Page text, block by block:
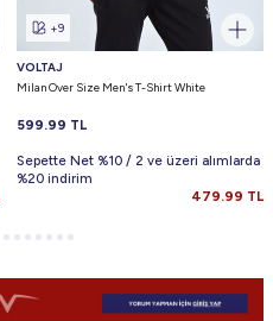
+9
VOLTAJ
Milan Over Size Men's T-Shirt White
599.99 TL
Sepette Net %10 / 2 ve üzeri alımlarda
%20 indirim
479.99 TL